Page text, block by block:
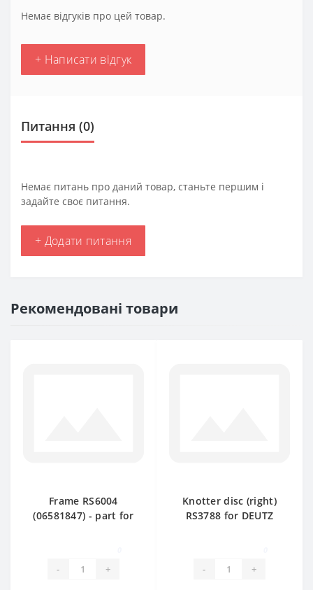
Немає відгуків про цей товар.
+ Написати відгук
Питання (0)
Немає питань про даний товар, станьте першим і
задайте своє питання.
+ Додати питання
Рекомендовані товари
Frame RS6004
(06581847) - part for
- +
Knotter disc (right)
RS3788 for DEUTZ
- +